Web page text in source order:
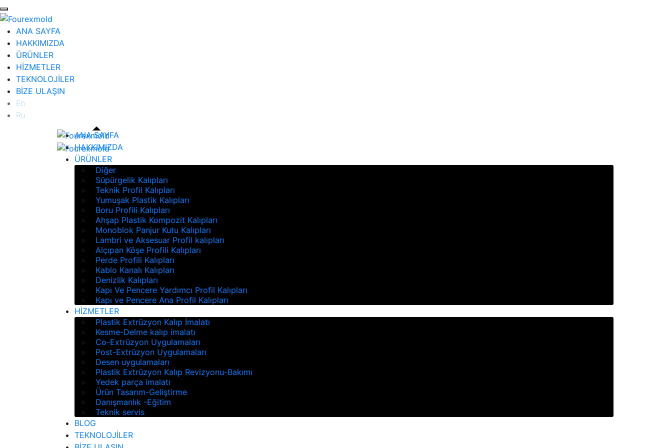
ANA SAYFA
HAKKIMIZDA
ÜRÜNLER
HİZMETLER
TEKNOLOJİLER
BİZE ULAŞIN
En
Ru
ANA SAYFA
HAKKIMIZDA
ÜRÜNLER
Diğer
Süpürgelik Kalıpları
Teknik Profil Kalıpları
Yumuşak Plastik Kalıpları
Boru Profili Kalıpları
Ahşap Plastik Kompozit Kalıpları
Monoblok Panjur Kutu Kalıpları
Lambri ve Aksesuar Profil kalıpları
Alçıpan Köşe Profili Kalıpları
Perde Profili Kalıpları
Kablo Kanalı Kalıpları
Denizlik Kalıpları
Kapı Ve Pencere Yardımcı Profil Kalıpları
Kapı ve Pencere Ana Profil Kalıpları
HİZMETLER
Plastik Extrüzyon Kalıp İmalatı
Kesme-Delme kalıp imalatı
Co-Extrüzyon Uygulamaları
Post-Extrüzyon Uygulamaları
Desen uygulamaları
Plastik Extrüzyon Kalıp Revizyonu-Bakımı
Yedek parça imalatı
Ürün Tasarım-Geliştirme
Danışmanlık -Eğitim
Teknik servis
BLOG
TEKNOLOJİLER